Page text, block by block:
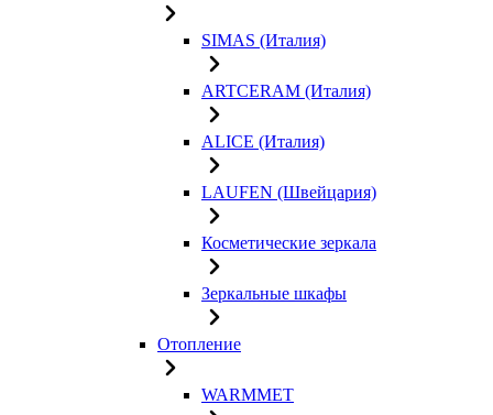
SIMAS (Италия)
ARTCERAM (Италия)
ALICE (Италия)
LAUFEN (Швейцария)
Косметические зеркала
Зеркальные шкафы
Отопление
WARMMET